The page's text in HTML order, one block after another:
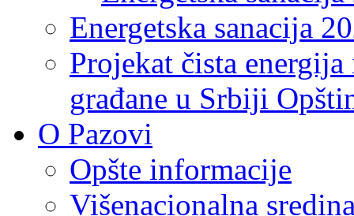
Energetska sanacija
Projekat čista
građane u Srbiji
O Pazovi
Opšte informacije
Višenacionalna